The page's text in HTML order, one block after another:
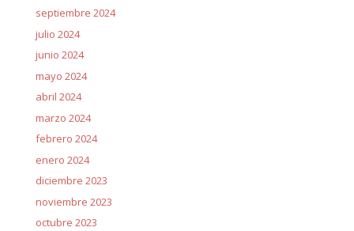
septiembre 2024
julio 2024
junio 2024
mayo 2024
abril 2024
marzo 2024
febrero 2024
enero 2024
diciembre 2023
noviembre 2023
octubre 2023